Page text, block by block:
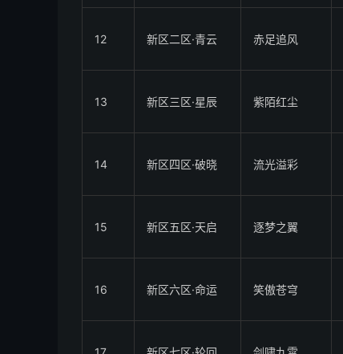
12 新区二区·青云 赤足追风
13 新区三区·星辰 紫陌红尘
14 新区四区·破晓 流光溢彩
15 新区五区·天启 逐梦之翼
16 新区六区·命运 笑傲苍穹